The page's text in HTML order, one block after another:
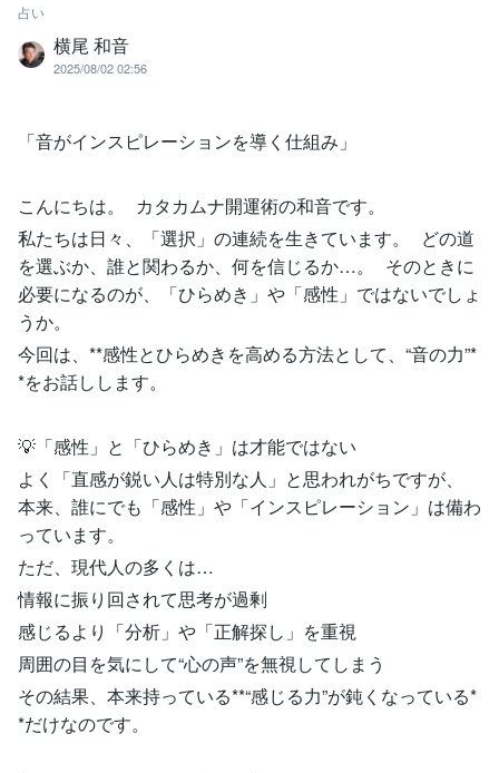
占い
横尾 和音
2025/08/02 02:56
「音がインスピレーションを導く仕組み」
こんにちは。 カタカムナ開運術の和音です。
私たちは日々、「選択」の連続を生きています。 どの道
を選ぶか、誰と関わるか、何を信じるか…。 そのときに
必要になるのが、「ひらめき」や「感性」ではないでしょ
うか。
今回は、**感性とひらめきを高める方法として、“音の力”*
*をお話しします。
💡「感性」と「ひらめき」は才能ではない
よく「直感が鋭い人は特別な人」と思われがちですが、
本来、誰にでも「感性」や「インスピレーション」は備わ
っています。
ただ、現代人の多くは…
情報に振り回されて思考が過剰
感じるより「分析」や「正解探し」を重視
周囲の目を気にして“心の声”を無視してしまう
その結果、本来持っている**“感じる力”が鈍くなっている*
*だけなのです。